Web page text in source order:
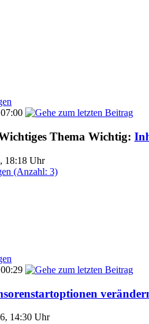
07:00
Wichtig:
18:18 Uhr
00:29
14:30 Uhr